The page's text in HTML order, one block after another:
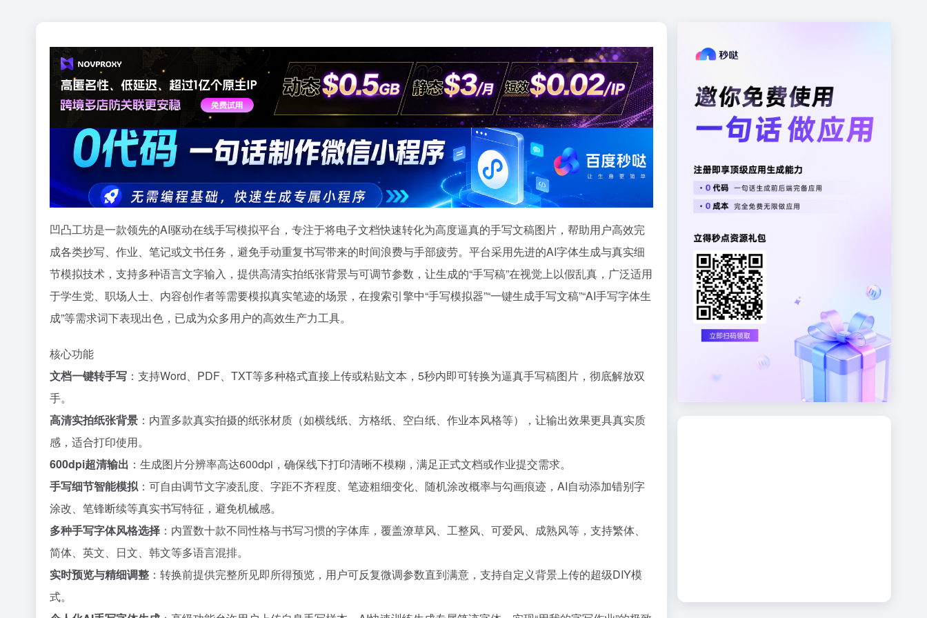
凹凸工坊是一款领先的AI驱动在线手写模拟平台，专注于将电子文档快速转化为高度逼真的手写文稿图片，帮助用户高效完
成各类抄写、作业、笔记或文书任务，避免手动重复书写带来的时间浪费与手部疲劳。平台采用先进的AI字体生成与真实细
节模拟技术，支持多种语言文字输入，提供高清实拍纸张背景与可调节参数，让生成的“手写稿”在视觉上以假乱真，广泛适用
于学生党、职场人士、内容创作者等需要模拟真实笔迹的场景，在搜索引擎中“手写模拟器”“一键生成手写文稿”“AI手写字体生
成”等需求词下表现出色，已成为众多用户的高效生产力工具。
核心功能
文档一键转手写 ：支持Word、PDF、TXT等多种格式直接上传或粘贴文本，5秒内即可转换为逼真手写稿图片，彻底解放双
手。
高清实拍纸张背景 ：内置多款真实拍摄的纸张材质（如横线纸、方格纸、空白纸、作业本风格等），让输出效果更具真实质
感，适合打印使用。
600dpi超清输出 ：生成图片分辨率高达600dpi，确保线下打印清晰不模糊，满足正式文档或作业提交需求。
手写细节智能模拟：可自由调节文字凌乱度、字距不齐程度、笔迹粗细变化、随机涂改概率与勾画痕迹，AI自动添加错别字
涂改、笔锋断续等真实书写特征，避免机械感。
多种手写字体风格选择 ：内置数十款不同性格与书写习惯的字体库，覆盖潦草风、工整风、可爱风、成熟风等，支持繁体、
简体、英文、日文、韩文等多语言混排。
实时预览与精细调整 ：转换前提供完整所见即所得预览，用户可反复微调参数直到满意，支持自定义背景上传的超级DIY模
式。